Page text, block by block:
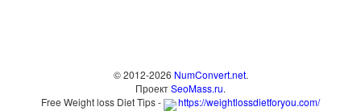
© 2012-2026 NumConvert.net.
ПроектSeoMass.ru.
Free Weight loss Diet Tips -
https://weightlossdietforyou.com/